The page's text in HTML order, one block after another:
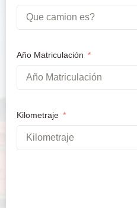
Año Matriculación
Kilometraje